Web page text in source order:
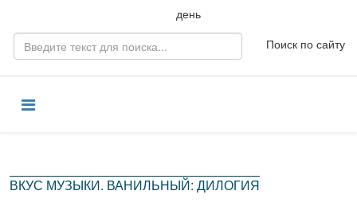
день
Поиск по сайту
ВКУС МУЗЫКИ. ВАНИЛЬНЫЙ: ДИЛОГИЯ